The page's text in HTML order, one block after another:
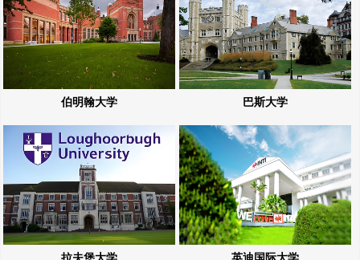
伯明翰大学 巴斯大学
拉夫堡大学 英迪国际大学